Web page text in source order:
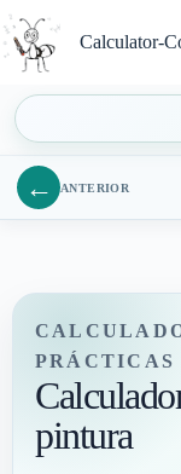
al
contenido
Calculator-
← ANTERIOR
PRÁCTICAS
pintura